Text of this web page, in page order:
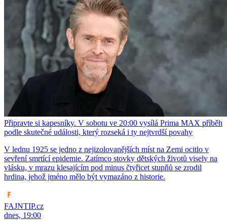
Připravte si kapesníky. V sobotu ve 20:00 vysílá Prima MAX příběh
podle skutečné události, který rozseká i ty nejtvrdší povahy
V lednu 1925 se jedno z nejizolovanějších míst na Zemi ocitlo v
sevření smrtící epidemie. Zatímco stovky dětských životů visely na
vlásku, v mrazu klesajícím pod minus čtyřicet stupňů se zrodil
hrdina, jehož jméno mělo být vymazáno z historie.
FAJNTIP.cz
dnes, 19:00